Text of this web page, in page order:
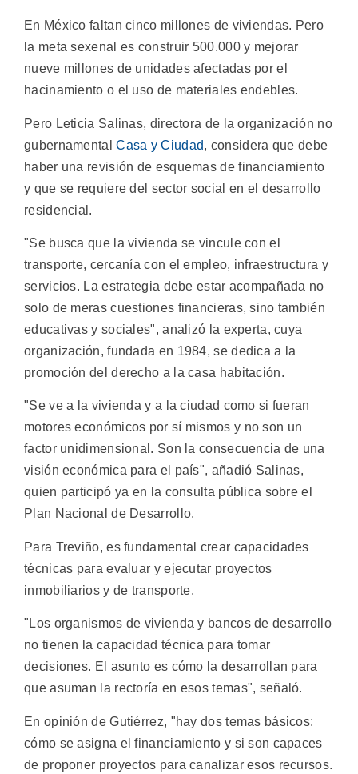
En México faltan cinco millones de viviendas. Pero
la meta sexenal es construir 500.000 y mejorar
nueve millones de unidades afectadas por el
hacinamiento o el uso de materiales endebles.
Pero Leticia Salinas, directora de la organización no
gubernamentalCasa y Ciudad, considera que debe
haber una revisión de esquemas de financiamiento
y que se requiere del sector social en el desarrollo
residencial.
"Se busca que la vivienda se vincule con el
transporte, cercanía con el empleo, infraestructura y
servicios. La estrategia debe estar acompañada no
solo de meras cuestiones financieras, sino también
educativas y sociales", analizó la experta, cuya
organización, fundada en 1984, se dedica a la
promoción del derecho a la casa habitación.
"Se ve a la vivienda y a la ciudad como si fueran
motores económicos por sí mismos y no son un
factor unidimensional. Son la consecuencia de una
visión económica para el país", añadió Salinas,
quien participó ya en la consulta pública sobre el
Plan Nacional de Desarrollo.
Para Treviño, es fundamental crear capacidades
técnicas para evaluar y ejecutar proyectos
inmobiliarios y de transporte.
"Los organismos de vivienda y bancos de desarrollo
no tienen la capacidad técnica para tomar
decisiones. El asunto es cómo la desarrollan para
que asuman la rectoría en esos temas", señaló.
En opinión de Gutiérrez, "hay dos temas básicos:
cómo se asigna el financiamiento y si son capaces
de proponer proyectos para canalizar esos recursos.